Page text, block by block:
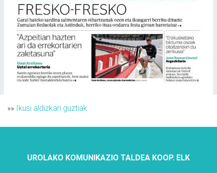
»» Ikusi aldizkari guztiak
UROLAKO KOMUNIKAZIO TALDEA KOOP. ELK